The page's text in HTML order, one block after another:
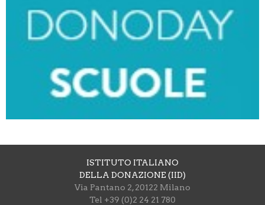
ISTITUTO ITALIANO
DELLA DONAZIONE (IID)
Via Pantano 2, 20122 Milano
Tel +39 (0)2 24 21 780